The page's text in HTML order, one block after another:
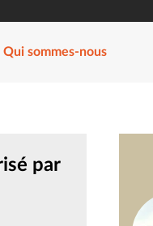
Qui sommes-nous
par